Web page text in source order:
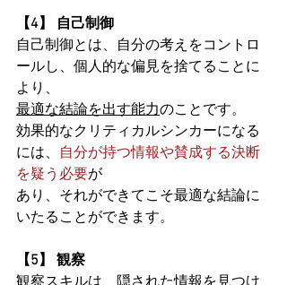
【4】 自己制御
自己制御とは、自分の考えをコントロ
ールし、個人的な偏見を捨てることに
より、
最適な結論を出す能力のことです。
効果的なクリティカルシンカーになる
には、 自分が持つ情報や賛成する決断
を疑う必要が
あり、それができてこそ最適な結論に
いたることができます。
【5】 観察